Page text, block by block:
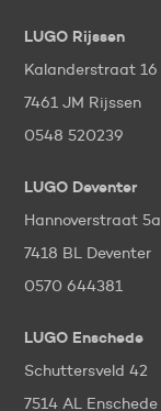
LUGO Rijssen
Kalanderstraat 16
7461 JM Rijssen
0548 520239
LUGO Deventer
Hannoverstraat 5a
7418 BL Deventer
0570 644381
LUGO Enschede
Schuttersveld 42
7514 AL Enschede